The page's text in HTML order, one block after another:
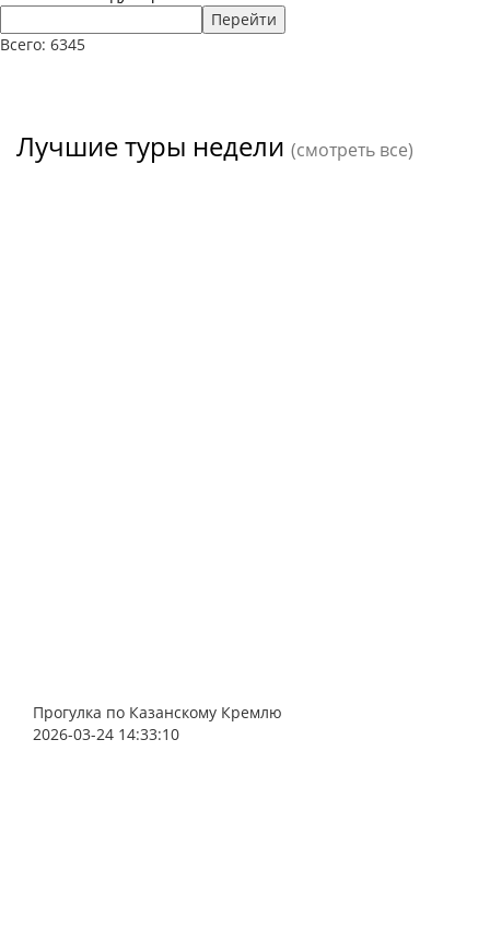
Перейти
Всего: 6345
Лучшие туры недели (смотреть все)
Прогулка по Казанскому Кремлю
2026-03-24 14:33:10